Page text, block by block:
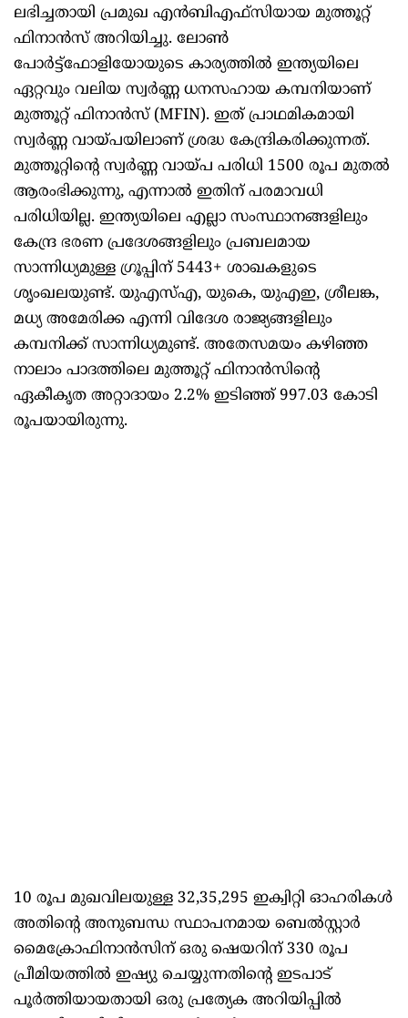
ലഭിച്ചതായി പ്രമുഖ എൻബിഎഫ്‌സിയായ മുത്തൂറ്റ്
ഫിനാൻസ് അറിയിച്ചു. ലോൺ
പോർട്ട്‌ഫോളിയോയുടെ കാര്യത്തിൽ ഇന്ത്യയിലെ
ഏറ്റവും വലിയ സ്വർണ്ണ ധനസഹായ കമ്പനിയാണ്
മുത്തൂറ്റ് ഫിനാൻസ് (MFIN). ഇത് പ്രാഥമികമായി
സ്വർണ്ണ വായ്പയിലാണ് ശ്രദ്ധ കേന്ദ്രികരിക്കുന്നത്.
മുത്തൂറ്റിന്റെ സ്വർണ്ണ വായ്പ പരിധി 1500 രൂപ മുതൽ
ആരംഭിക്കുന്നു, എന്നാൽ ഇതിന് പരമാവധി
പരിധിയില്ല. ഇന്ത്യയിലെ എല്ലാ സംസ്ഥാനങ്ങളിലും
കേന്ദ്ര ഭരണ പ്രദേശങ്ങളിലും പ്രബലമായ
സാന്നിധ്യമുള്ള ഗ്രൂപ്പിന് 5443+ ശാഖകളുടെ
ശൃംഖലയുണ്ട്. യുഎസ്എ, യുകെ, യുഎഇ, ശ്രീലങ്ക,
മധ്യ അമേരിക്ക എന്നി വിദേശ രാജ്യങ്ങളിലും
കമ്പനിക്ക് സാന്നിധ്യമുണ്ട്. അതേസമയം കഴിഞ്ഞ
നാലാം പാദത്തിലെ മുത്തൂറ്റ് ഫിനാൻസിന്റെ
ഏകീകൃത അറ്റാദായം 2.2% ഇടിഞ്ഞ് 997.03 കോടി
രൂപയായിരുന്നു.
10 രൂപ മുഖവിലയുള്ള 32,35,295 ഇക്വിറ്റി ഓഹരികൾ
അതിന്റെ അനുബന്ധ സ്ഥാപനമായ ബെൽസ്റ്റാർ
മൈക്രോഫിനാൻസിന് ഒരു ഷെയറിന് 330 രൂപ
പ്രീമിയത്തിൽ ഇഷ്യു ചെയ്യുന്നതിന്റെ ഇടപാട്
പൂർത്തിയായതായി ഒരു പ്രത്യേക അറിയിപ്പിൽ